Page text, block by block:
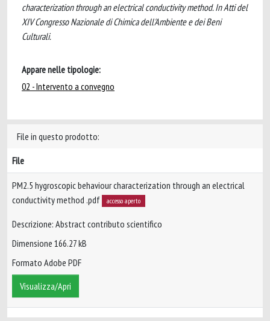
characterization through an electrical conductivity method. In Atti del
XIV Congresso Nazionale di Chimica dell'Ambiente e dei Beni
Culturali.
Appare nelle tipologie:
02 - Intervento a convegno
File in questo prodotto:
File
PM2.5 hygroscopic behaviour characterization through an electrical
conductivity method .pdf
accesso aperto
Descrizione: Abstract contributo scientifico
Dimensione 166.27 kB
Formato Adobe PDF
Visualizza/Apri